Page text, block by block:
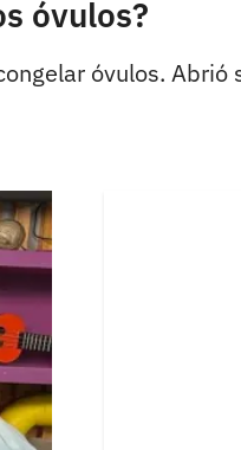
óvulos?
óvulos. Abrió